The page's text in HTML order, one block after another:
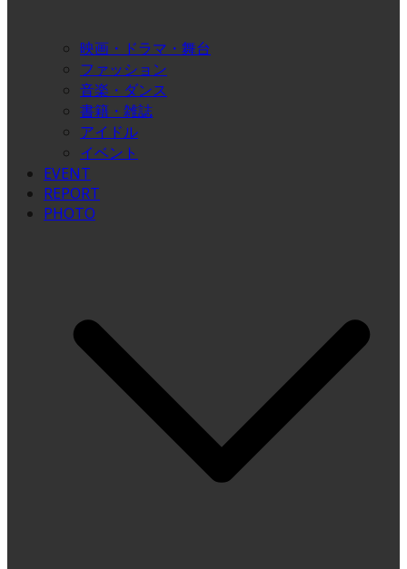
映画・ドラマ・舞台
ファッション
音楽・ダンス
書籍・雑誌
アイドル
イベント
EVENT
REPORT
PHOTO